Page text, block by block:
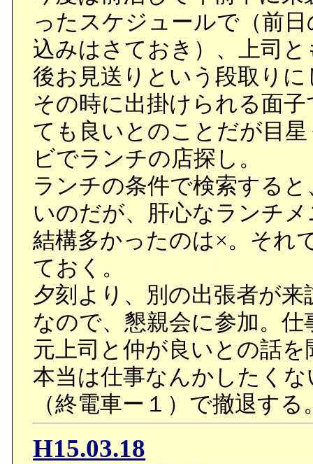
ったスケジュールで（前
込みはさておき）、上司
後お見送りという段取り
その時に出掛けられる面
ても良いとのことだが目
ビでランチの店探し。
ランチの条件で検索する
いのだが、肝心なランチ
結構多かったのは×。それ
ておく。
夕刻より、別の出張者が
なので、懇親会に参加。
元上司と仲が良いとの話
本当は仕事なんかしたく
（終電車ー１）で撤退する
H15.03.18